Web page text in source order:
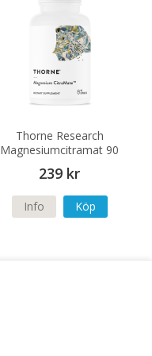
Thorne Research
Magnesiumcitramat 90
kapslar
239 kr
Info Köp